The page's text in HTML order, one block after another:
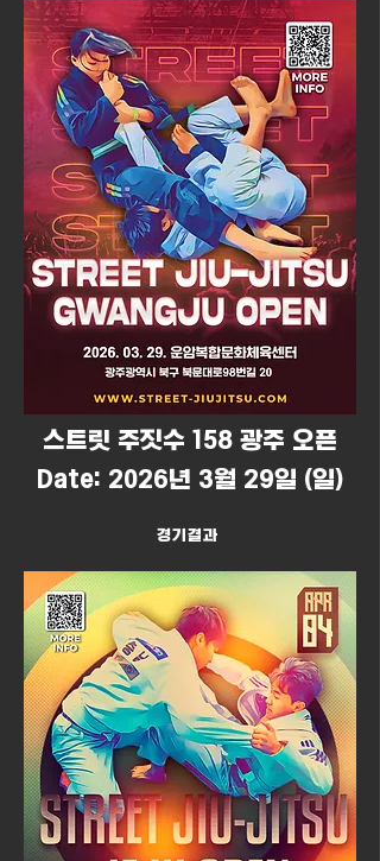
​스트릿 주짓수 158 광주 오픈
Date: 2026년 3월 29일 (일)
경기결과